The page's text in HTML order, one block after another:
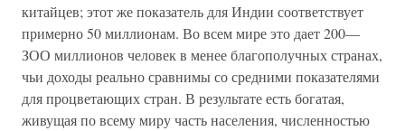
китайцев; этот же показатель для Индии соответствует
примерно 50 миллионам. Во всем мире это дает 200—
ЗОО миллионов человек в менее благополучных странах,
чьи доходы реально сравнимы со средними показателями
для процветающих стран. В результате есть богатая,
живущая по всему миру часть населения, численностью